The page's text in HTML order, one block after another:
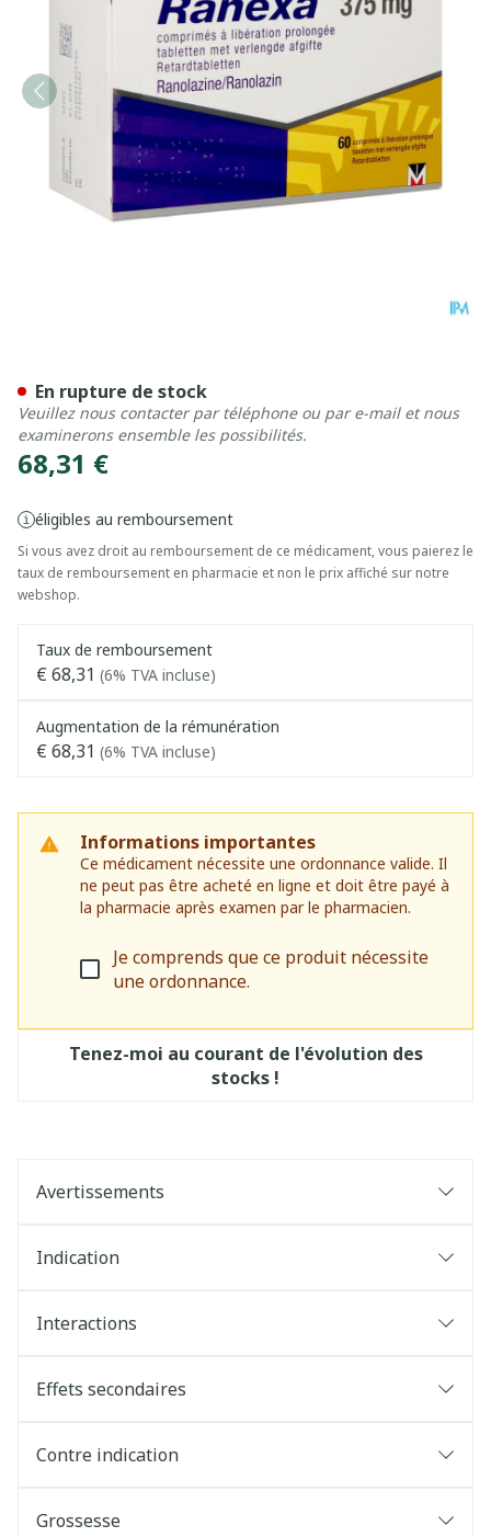
68,31 €
éligibles au remboursement
Si vous avez droit au remboursement de ce médicament, vous paierez le
taux de remboursement en pharmacie et non le prix affiché sur notre
webshop.
Taux de remboursement
€ 68,31 (6% TVA incluse)
Augmentation de la rémunération
€ 68,31 (6% TVA incluse)
Informations importantes
Ce médicament nécessite une ordonnance valide. Il
ne peut pas être acheté en ligne et doit être payé à
la pharmacie après examen par le pharmacien.
Je comprends que ce produit nécessite
une ordonnance.
Tenez-moi au courant de l'évolution des
stocks !
En rupture de stock
Veuillez nous contacter par téléphone ou par e-mail et nous
examinerons ensemble les possibilités.
Avertissements
Indication
Interactions
Effets secondaires
Contre indication
Grossesse